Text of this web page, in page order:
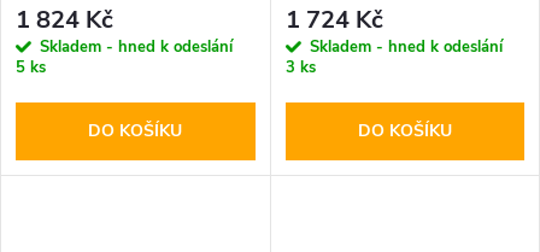
1 824 Kč
Skladem - hned k odeslání
5 ks
DO KOŠÍKU
1 724 Kč
Skladem - hned k odeslání
3 ks
DO KOŠÍKU